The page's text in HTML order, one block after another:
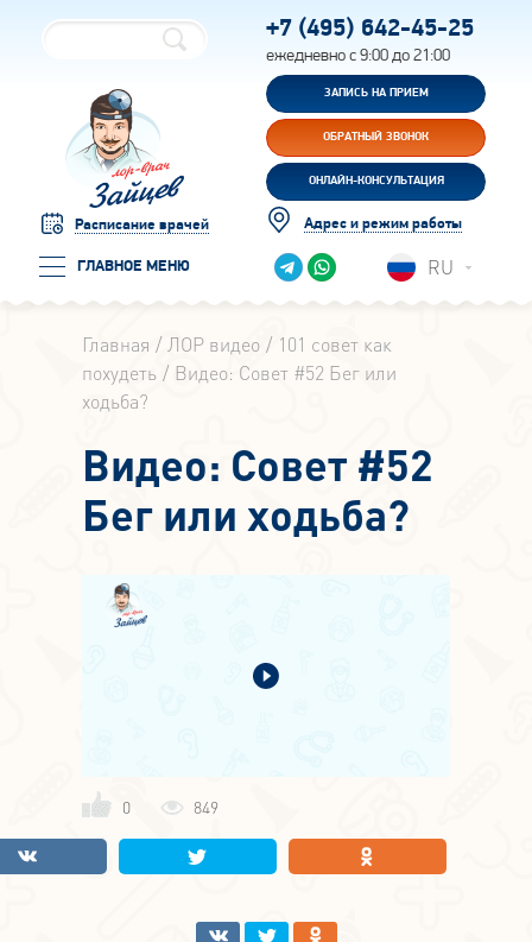
Расписание врачей
ГЛАВНОЕ МЕНЮ
+7 (495) 642-45-25
ежедневно с 9:00 до 21:00
ЗАПИСЬ НА ПРИЕМ
ОБРАТНЫЙ ЗВОНОК
ОНЛАЙН-КОНСУЛЬТАЦИЯ
Адрес и режим работы
RU
Главная ЛОР видео
101 совет как
похудеть
Видео: Совет #52 Бег или
ходьба?
Видео: Совет #52
Бег или ходьба?
0 849